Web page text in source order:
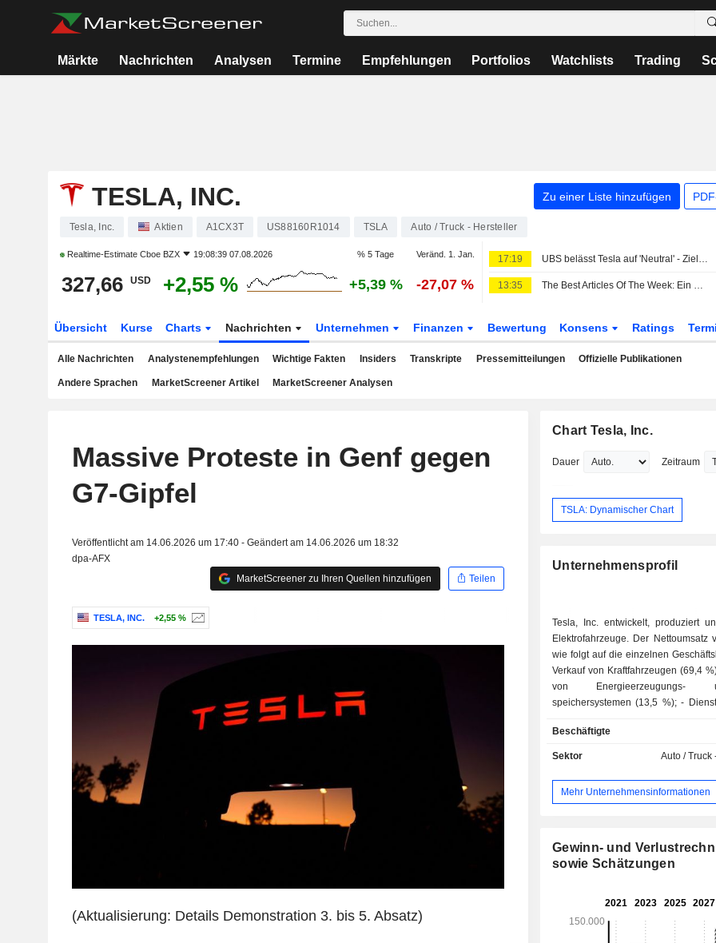
Märkte Nachrichten Analysen Termine Empfehlungen Portfolios Watchlists Trading
TESLA, INC. Zu einer Liste hinzufügen
Tesla, Inc. Aktien A1CX3T US88160R1014 TSLA Auto / Truck - Hersteller
Realtime-Estimate Cboe BZX 19:08:39 07.08.2026 % 5 Tage Veränd. 1. Jan.
327,66 USD +2,55 % +5,39 % -27,07 %
17:19 UBS belässt Tesla auf 'Neutral' - Ziel 385 Dollar
13:35 The Best Articles Of The Week: Ein wenig Fußball, viel KI und eine Prise Verschwörungsdenken
Übersicht Kurse Charts Nachrichten Unternehmen Finanzen Bewertung Konsens Ratings
Alle Nachrichten Analystenempfehlungen Wichtige Fakten Insiders Transkripte Pressemitteilungen Offizielle Publikationen
Andere Sprachen MarketScreener Artikel MarketScreener Analysen
Massive Proteste in Genf gegen
G7-Gipfel
Veröffentlicht am 14.06.2026 um 17:40 - Geändert am 14.06.2026 um 18:32
dpa-AFX
MarketScreener zu Ihren Quellen hinzufügen
Teilen
TESLA, INC. +2,55 %
(Aktualisierung: Details Demonstration 3. bis 5. Absatz)
Chart Tesla, Inc.
Dauer Zeitraum
TSLA: Dynamischer Chart
Unternehmensprofil
Tesla, Inc. entwickelt, produziert
Elektrofahrzeuge. Der Nettoumsatz
wie folgt auf die einzelnen
Verkauf von Kraftfahrzeugen (69,4 %); -
von
speichersystemen (13,5 %); - Dienstleistungen
Reparaturdienstleistungen.
entwickelt auch den
Elektrofahrzeuge; - Autokredite (2,1 %); -
Autoleasing (1,8 %). Ende 2025 verfügte die
Deutschland. Der Nettoumsatz verteilt sich
geografisch wie folgt: Vereinigte
Beschäftigte
Sektor Auto / Truck
Mehr Unternehmensinformationen
Gewinn- und
sowie Schätzungen